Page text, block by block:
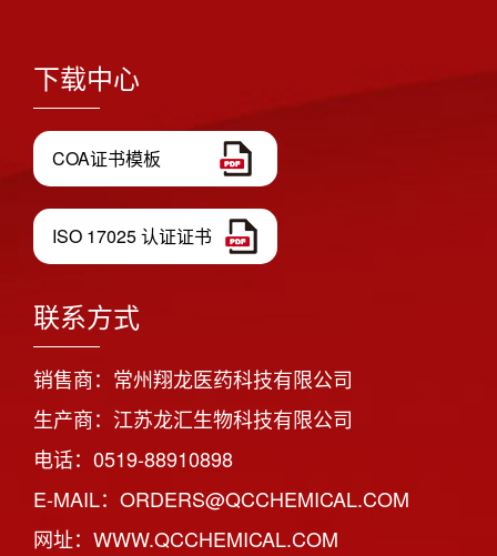
下载中心
COA证书模板
ISO 17025 认证证书
联系方式
销售商：常州翔龙医药科技有限公司
生产商：江苏龙汇生物科技有限公司
电话：0519-88910898
E-MAIL：ORDERS@QCCHEMICAL.COM
网址：WWW.QCCHEMICAL.COM